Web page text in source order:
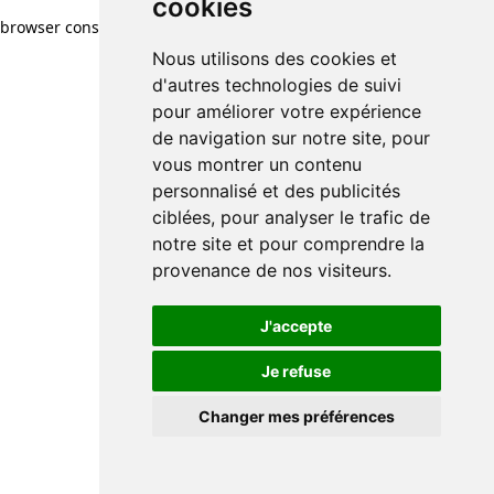
cookies
Nous utilisons des cookies et
d'autres technologies de suivi
pour améliorer votre expérience
de navigation sur notre site, pour
vous montrer un contenu
personnalisé et des publicités
ciblées, pour analyser le trafic de
notre site et pour comprendre la
provenance de nos visiteurs.
J'accepte
Je refuse
Changer mes préférences
browser console for more information)